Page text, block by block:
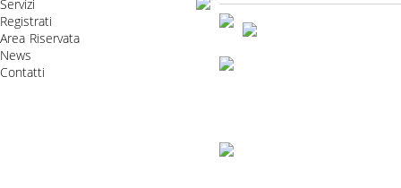
Servizi
Registrati
Area Riservata
News
Contatti